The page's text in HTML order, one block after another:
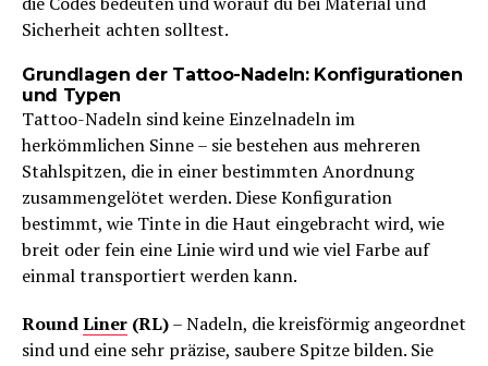
Sicherheit achten solltest.
Grundlagen der Tattoo-Nadeln: Konfigurationen
und Typen
Tattoo-Nadeln sind keine Einzelnadeln im
herkömmlichen Sinne – sie bestehen aus mehreren
Stahlspitzen, die in einer bestimmten Anordnung
zusammengelötet werden. Diese Konfiguration
bestimmt, wie Tinte in die Haut eingebracht wird, wie
breit oder fein eine Linie wird und wie viel Farbe auf
einmal transportiert werden kann.
RoundLiner (RL)– Nadeln, die kreisförmig angeordnet
sind und eine sehr präzise, saubere Spitze bilden. Sie